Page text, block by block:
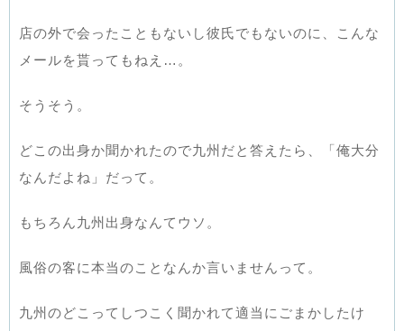
店の外で会ったこともないし彼氏でもないのに、こんな
メールを貰ってもねえ…。
そうそう。
どこの出身か聞かれたので九州だと答えたら、「俺大分
なんだよね」だって。
もちろん九州出身なんてウソ。
風俗の客に本当のことなんか言いませんって。
九州のどこってしつこく聞かれて適当にごまかしたけ